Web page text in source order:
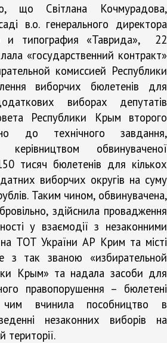
що Світлана Кочмурадова,
в.о. генерального директора
и типография «Таврида», 22
«государственний контракт»
комиссией Республики
виборчих бюлетенів для
виборах депутатів
Республики Крым второго
до технічного завдання,
обвинуваченої
тисяч бюлетенів для кількох
виборчих округів на суму
Таким чином, обвинувачена,
здійснила провадження
у взаємодії з незаконними
ТОТ України АР Крим та місті
з так званою «избирательной
Крым» та надала засоби для
правопорушення – бюлетені
чим вчинила пособництво в
незаконних виборів на
території.